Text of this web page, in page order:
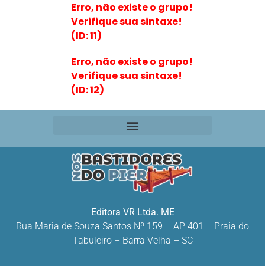
Erro, não existe o grupo!
Verifique sua sintaxe!
(ID: 11)
Erro, não existe o grupo!
Verifique sua sintaxe!
(ID: 12)
Editora VR Ltda. ME
Rua Maria de Souza Santos Nº 159 – AP 401 – Praia do
Tabuleiro – Barra Velha – SC